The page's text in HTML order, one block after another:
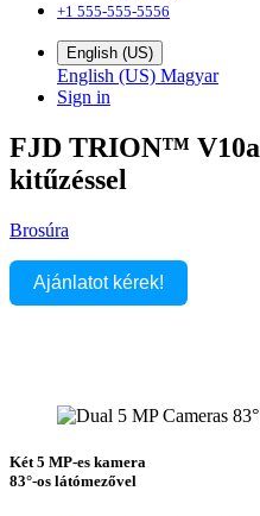
+1 555-555-5556
English (US)
English (US) Magyar
Sign in
FJD TRION™ V10a
kitűzéssel
Brosúra
Ajánlatot kérek!
Két 5 MP-es kamera
83°-os látómezővel